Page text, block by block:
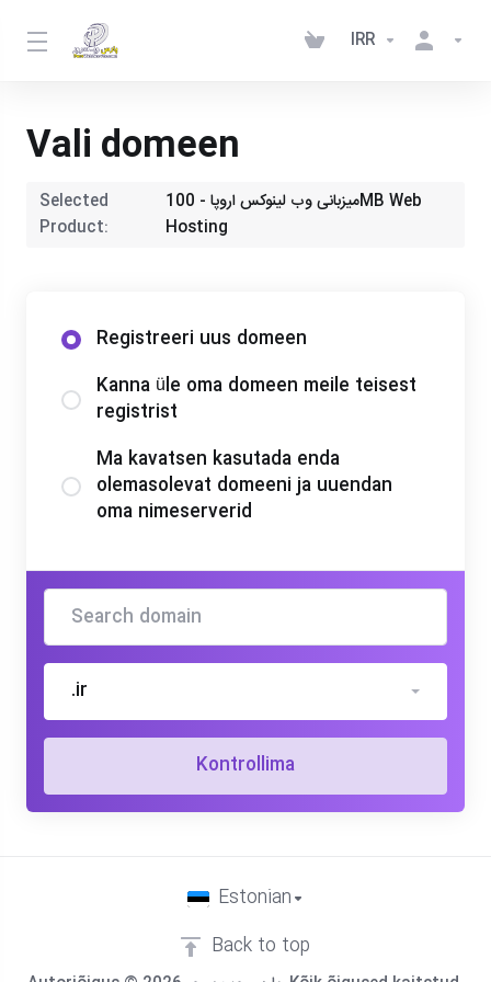
IRR
Vali domeen
Selected
Product:
میزبانی وب لینوکس اروپا - 100MB Web
Hosting
Registreeri uus domeen
Kanna üle oma domeen meile teisest
registrist
Ma kavatsen kasutada enda
olemasolevat domeeni ja uuendan
oma nimeserverid
.ir
Kontrollima
Estonian
Back to top